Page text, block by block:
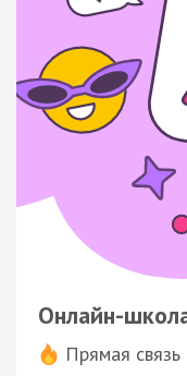
Онлайн-
Прямая